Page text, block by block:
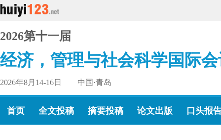
2026第十一届
经济，管理与社会科学国际
2026年8月14-16日 中国·青岛
首页 全文投稿 摘要投稿 论文出版 口头报